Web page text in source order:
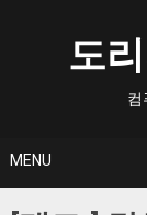
도
컴
MENU